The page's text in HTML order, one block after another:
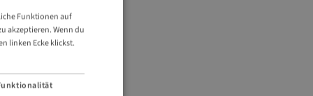
ENGLISH
GERMAN
Funktionen auf
akzeptieren. Wenn du
linken Ecke klickst.